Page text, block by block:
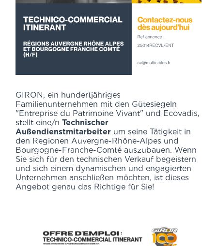
GIRON, ein hundertjähriges
Familienunternehmen mit den Gütesiegeln
"Entreprise du Patrimoine Vivant" und Ecovadis,
stellt eine/n Technischer
Außendienstmitarbeiter um seine Tätigkeit in
den Regionen Auvergne-Rhône-Alpes und
Bourgogne-Franche-Comté auszubauen. Wenn
Sie sich für den technischen Verkauf begeistern
und sich einem dynamischen und engagierten
Unternehmen anschließen möchten, ist dieses
Angebot genau das Richtige für Sie!